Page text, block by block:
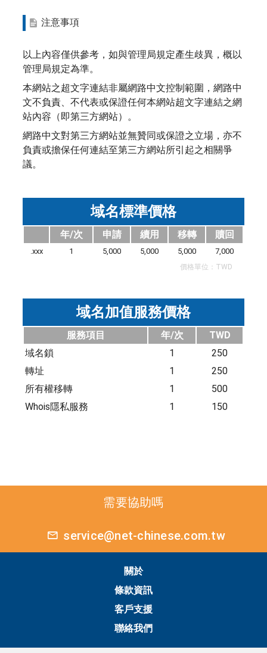
注意事項
以上內容僅供參考，如與管理局規定產生歧異，概以
管理局規定為準。
本網站之超文字連結非屬網路中文控制範圍，網路中
文不負責、不代表或保證任何本網站超文字連結之網
站內容（即第三方網站）。
網路中文對第三方網站並無贊同或保證之立場，亦不
負責或擔保任何連結至第三方網站所引起之相關爭
議。
域名標準價格
年/次 申請 續用 移轉 贖回
.xxx 1 5,000 5,000 5,000 7,000
價格單位：TWD
域名加值服務價格
服務項目 年/次
TWD
域名鎖
1
250
轉址
1
250
所有權移轉
1
500
Whois隱私服務
1 150
需要協助嗎
service@net-chinese.com.tw
關於
條款資訊
客戶支援
聯絡我們